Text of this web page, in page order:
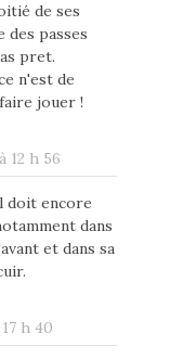
de ses
des passes
pret.
n'est de
jouer !
12 h 56
doit encore
dans
et dans sa
h 40